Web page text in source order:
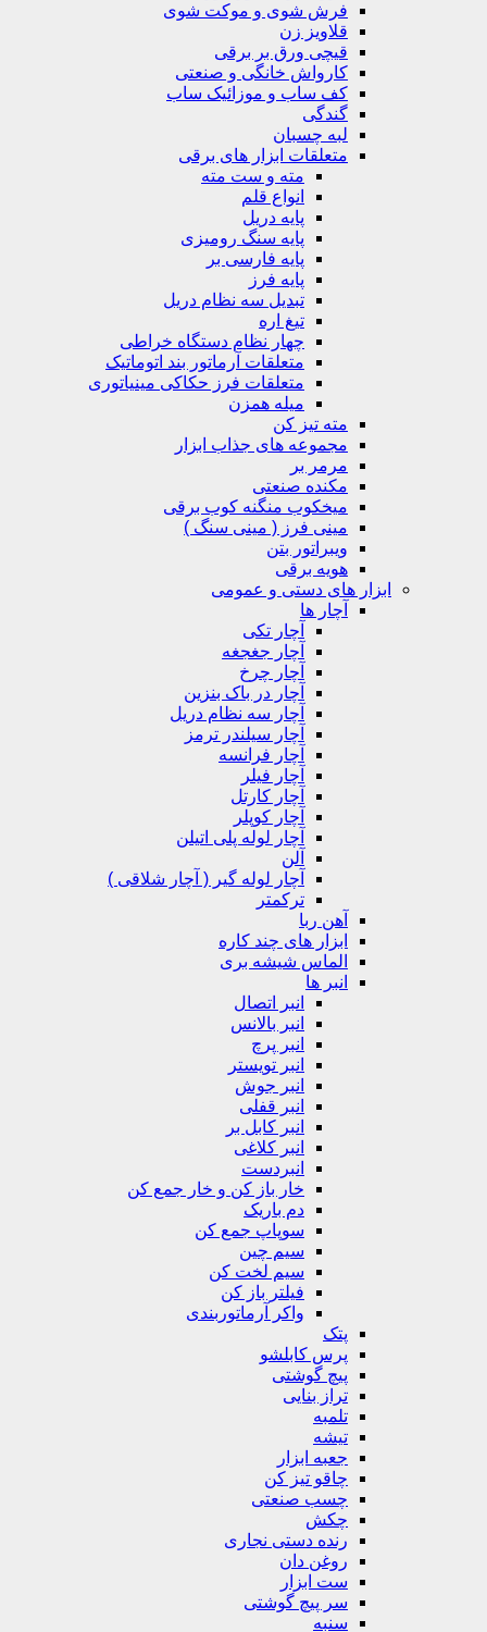
فرش شوی و موکت شوی
قلاویز زن
قیچی ورق بر برقی
کارواش خانگی و صنعتی
کف ساب و موزائیک ساب
لبه چسبان
متعلقات ابزار های برقی
مته و ست مته
انواع قلم
پایه دریل
پایه سنگ رومیزی
پایه فارسی بر
تبدیل سه نظام دریل
چهار نظام دستگاه خراطی
متعلقات آرماتور بند اتوماتیک
متعلقات فرز حکاکی مینیاتوری
میله همزن
مته تیز کن
مجموعه های جذاب ابزار
مکنده صنعتی
میخکوب منگنه کوب برقی
مینی فرز ( مینی سنگ )
ویبراتور بتن
هویه برقی
ابزار های دستی و عمومی
آچار تکی
آچار جغجغه
آچار چرخ
آچار در باک بنزین
آچار سه نظام دریل
آچار سیلندر ترمز
آچار فرانسه
آچار فیلر
آچار کارتل
آچار کوپلر
آچار لوله پلی اتیلن
آچار لوله گیر ( آچار شلاقی )
ابزار های چند کاره
الماس شیشه بری
انبر اتصال
انبر بالانس
انبر تویستر
انبر جوش
انبر قفلی
انبر کابل بر
انبر کلاغی
انبردست
خار باز کن و خار جمع کن
سوپاپ جمع کن
سیم چین
سیم لخت کن
فیلتر باز کن
واکر آرماتوربندی
پرس کابلشو
پیچ گوشتی
تراز بنایی
جعبه ابزار
چاقو تیز کن
چسب صنعتی
رنده دستی نجاری
روغن دان
ست ابزار
سر پیچ گوشتی